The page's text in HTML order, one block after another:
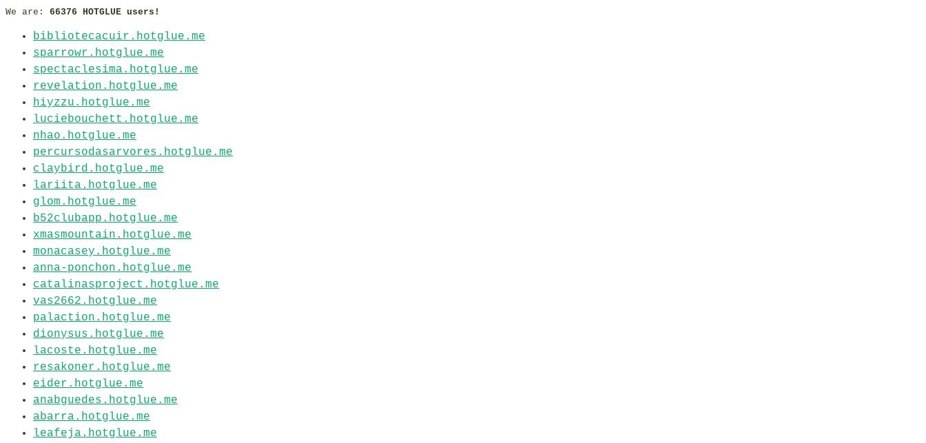
We are: 66376 HOTGLUE users!
bibliotecacuir.hotglue.me
sparrowr.hotglue.me
spectaclesima.hotglue.me
revelation.hotglue.me
hiyzzu.hotglue.me
luciebouchett.hotglue.me
nhao.hotglue.me
percursodasarvores.hotglue.me
claybird.hotglue.me
lariita.hotglue.me
glom.hotglue.me
b52clubapp.hotglue.me
xmasmountain.hotglue.me
monacasey.hotglue.me
anna-ponchon.hotglue.me
catalinasproject.hotglue.me
vas2662.hotglue.me
palaction.hotglue.me
dionysus.hotglue.me
lacoste.hotglue.me
resakoner.hotglue.me
eider.hotglue.me
anabguedes.hotglue.me
abarra.hotglue.me
leafeja.hotglue.me